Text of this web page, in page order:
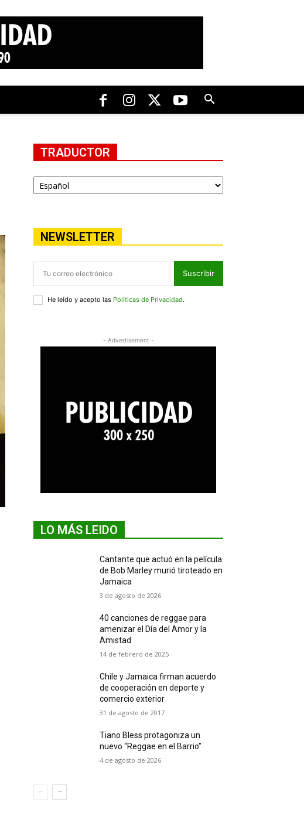
TRADUCTOR
NEWSLETTER
Suscribir
He leído y acepto las Políticas de Privacidad.
- Advertisement -
LO MÁS LEIDO
Cantante que actuó en la película
de Bob Marley murió tiroteado en
Jamaica
3 de agosto de 2026
40 canciones de reggae para
amenizar el Día del Amor y la
Amistad
14 de febrero de 2025
Chile y Jamaica firman acuerdo
de cooperación en deporte y
comercio exterior
31 de agosto de 2017
Tiano Bless protagoniza un
nuevo “Reggae en el Barrio”
4 de agosto de 2026